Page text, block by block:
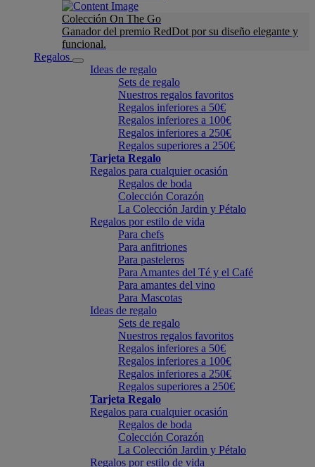
Colección On The Go
Ganador del premio RedDot por su diseño elegante y
funcional.
Regalos
Ideas de regalo
Sets de regalo
Nuestros regalos favoritos
Regalos inferiores a 50€
Regalos inferiores a 100€
Regalos inferiores a 250€
Regalos superiores a 250€
Tarjeta Regalo
Regalos para cualquier ocasión
Regalos de boda
Colección Corazón
La Colección Jardin y Pétalo
Regalos por estilo de vida
Para chefs
Para anfitriones
Para pasteleros
Para Amantes del Té y el Café
Para amantes del vino
Para Mascotas
Ideas de regalo
Sets de regalo
Nuestros regalos favoritos
Regalos inferiores a 50€
Regalos inferiores a 100€
Regalos inferiores a 250€
Regalos superiores a 250€
Tarjeta Regalo
Regalos para cualquier ocasión
Regalos de boda
Colección Corazón
La Colección Jardin y Pétalo
Regalos por estilo de vida